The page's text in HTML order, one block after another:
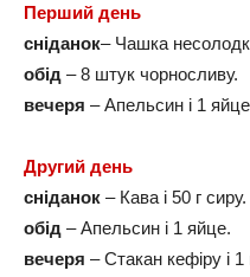
Перший день
сніданок– Чашка
обід – 8 штук чорносливу.
вечеря – Апельсин і 1
Другий день
сніданок – Кава і 50 г сиру.
обід – Апельсин і 1 яйце.
вечеря – Стакан кефіру і